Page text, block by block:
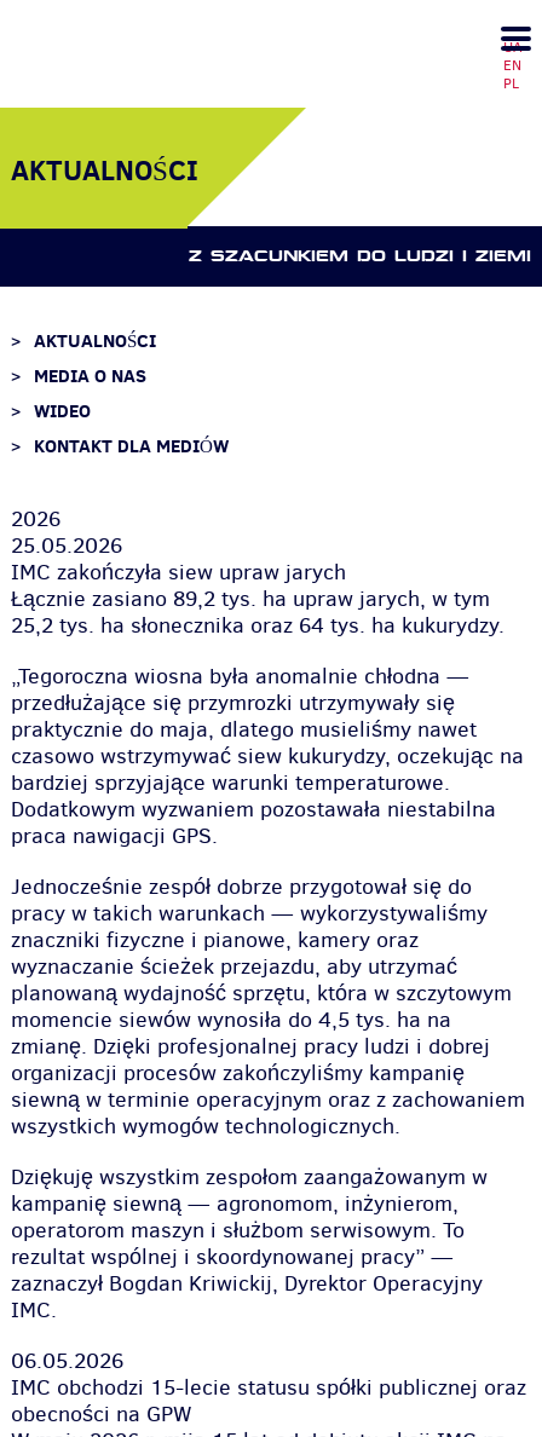
UA
EN
PL
AKTUALNOŚCI
Z SZACUNKIEM DO LUDZI I ZIEMI
AKTUALNOŚCI
MEDIA O NAS
WIDEO
KONTAKT DLA MEDIÓW
2026
25.05.2026
IMC zakończyła siew upraw jarych
Łącznie zasiano 89,2 tys. ha upraw jarych, w tym
25,2 tys. ha słonecznika oraz 64 tys. ha kukurydzy.
„Tegoroczna wiosna była anomalnie chłodna —
przedłużające się przymrozki utrzymywały się
praktycznie do maja, dlatego musieliśmy nawet
czasowo wstrzymywać siew kukurydzy, oczekując na
bardziej sprzyjające warunki temperaturowe.
Dodatkowym wyzwaniem pozostawała niestabilna
praca nawigacji GPS.
Jednocześnie zespół dobrze przygotował się do
pracy w takich warunkach — wykorzystywaliśmy
znaczniki fizyczne i pianowe, kamery oraz
wyznaczanie ścieżek przejazdu, aby utrzymać
planowaną wydajność sprzętu, która w szczytowym
momencie siewów wynosiła do 4,5 tys. ha na
zmianę. Dzięki profesjonalnej pracy ludzi i dobrej
organizacji procesów zakończyliśmy kampanię
siewną w terminie operacyjnym oraz z zachowaniem
wszystkich wymogów technologicznych.
Dziękuję wszystkim zespołom zaangażowanym w
kampanię siewną — agronomom, inżynierom,
operatorom maszyn i służbom serwisowym. To
rezultat wspólnej i skoordynowanej pracy” —
zaznaczył Bogdan Kriwickij, Dyrektor Operacyjny
IMC.
06.05.2026
IMC obchodzi 15-lecie statusu spółki publicznej oraz
obecności na GPW